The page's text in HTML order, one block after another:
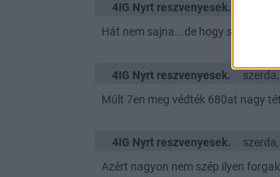
4IG Nyrt reszvenyesek.
Hát nem sajna...de hogy semmi
4IG Nyrt reszvenyesek.
Múlt 7en meg védték 680at nagy
4IG Nyrt reszvenyesek.
Azért nagyon nem szép ilyen